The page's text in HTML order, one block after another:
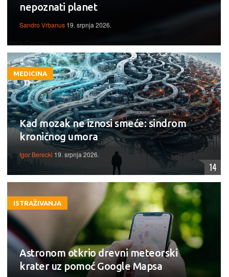
nepoznati planet
Sandro Vrbanus 19. srpnja 2026.
MEDICINA
Kad mozak ne iznosi smeće: sindrom
kroničnog umora
Igor Berecki 19. srpnja 2026.
14
ISTRAŽIVANJA
Astronom otkrio drevni meteorski
krater uz pomoć Google Mapsa